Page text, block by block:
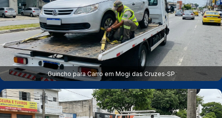
Guincho para Carro em Mogi das Cruzes‑SP